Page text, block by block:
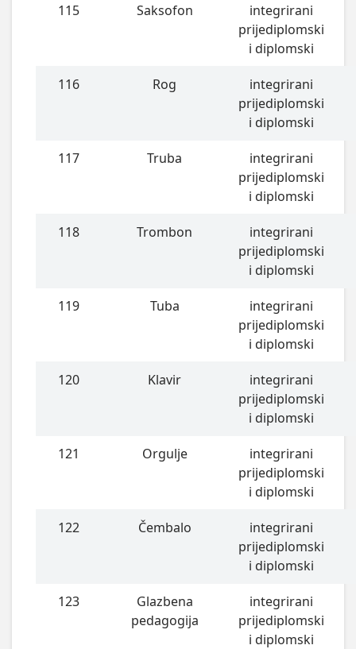
115 Saksofon
integrirani
prijediplomski
i diplomski
116 Rog
integrirani
prijediplomski
i diplomski
117 Truba
integrirani
prijediplomski
i diplomski
118 Trombon
integrirani
prijediplomski
i diplomski
119 Tuba
integrirani
prijediplomski
i diplomski
120 Klavir
integrirani
prijediplomski
i diplomski
121 Orgulje
integrirani
prijediplomski
i diplomski
122 Čembalo
integrirani
prijediplomski
i diplomski
123
Glazbena
pedagogija
integrirani
prijediplomski
i diplomski